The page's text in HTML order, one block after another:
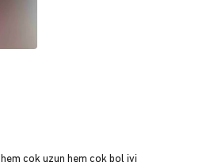
cok uzun hem cok bol iyi